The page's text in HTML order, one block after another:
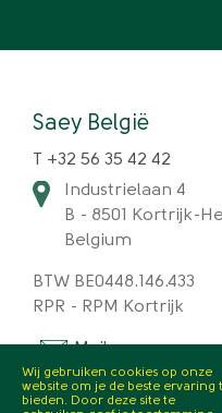
Wij gebruiken cookies op onze
website om je de beste ervaring
bieden. Door deze site te
Saey België
T +32 56 35 42 42
Industrielaan 4
B - 8501 Kortrijk-
Belgium
BTW BE0448.146.433
RPR - RPM Kortrijk
Mail >